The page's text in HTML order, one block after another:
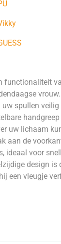
functionaliteit
spullen
uw lichaam
aan de
ideaal voor
design is
een vleugje